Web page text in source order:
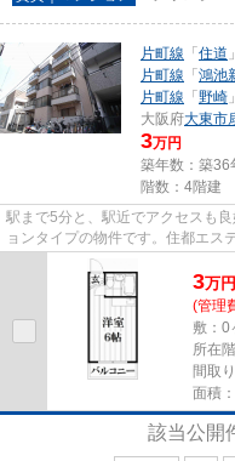
片町線 「 住道
片町線 「 鴻池
片町線 「 野崎
大阪府大東市
3万円
築年数：築36
階数：4階建
駅まで5分と、駅近でアクセスも
ョンタイプの物件です。住都エス
けていただけるよう、スタッフ...
3万円
(管理
敷：0
所在
間取
面積
該当公開